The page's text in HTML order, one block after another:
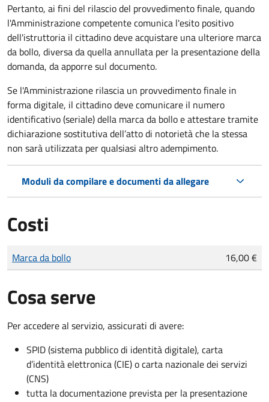
Pertanto, ai fini del rilascio del provvedimento finale, quando
l'Amministrazione competente comunica l'esito positivo
dell'istruttoria il cittadino deve acquistare una ulteriore marca
da bollo, diversa da quella annullata per la presentazione della
domanda, da apporre sul documento.
Se l'Amministrazione rilascia un provvedimento finale in
forma digitale, il cittadino devecomunicare il numero
identificativo (seriale) della marca da bollo e attestare tramite
dichiarazione sostitutiva dell’atto di notorietà che la stessa
non sarà utilizzata per qualsiasi altro adempimento.
Moduli da compilare e documenti da allegare
Costi
Tipo di pagamento
Importo
Marca da bollo 16,00 €
Cosa serve
Per accedere al servizio, assicurati di avere:
SPID (sistema pubblico di identità digitale), carta
d’identità elettronica (CIE) o carta nazionale dei servizi
(CNS)
tutta la documentazione prevista per la presentazione